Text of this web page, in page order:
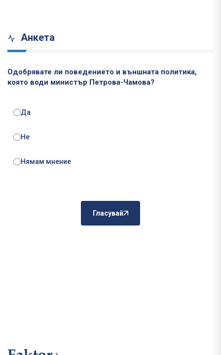
Анкета
Одобрявате ли поведението и външната политика,
която води министър Петрова-Чамова?
Да
Не
Нямам мнение
Гласувай